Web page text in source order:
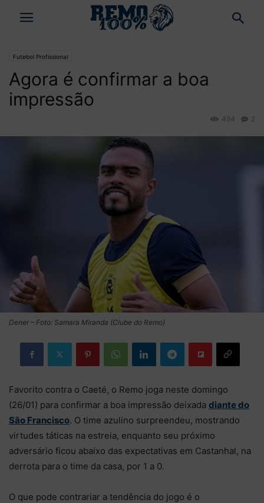
Futebol Profissional
Agora é confirmar a boa
impressão
2
494
Dener – Foto: Samara Miranda (Clube do Remo)
Favorito contra o Caeté, o Remo joga neste domingo
(26/01) para confirmar a boa impressão deixada diante do
São Francisco. O time azulino surpreendeu, mostrando
virtudes táticas na estreia, enquanto seu próximo
adversário ficou abaixo das expectativas em Castanhal, na
derrota para o time da casa, por 1 a 0.
O que pode contrariar a tendência do jogo é o